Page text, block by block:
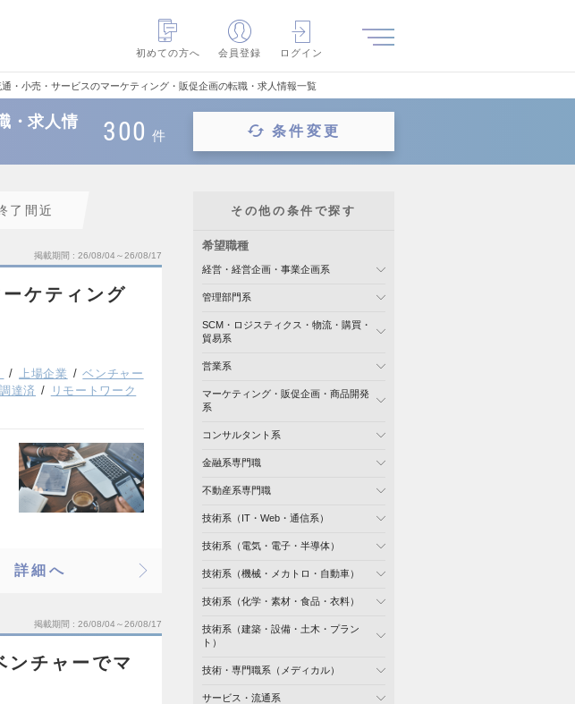
初めての方へ
会員登録 ログイン
通・小売・サービスのマーケティング・販促企画の転職・求人情報一覧
・求人情
300 件 条件変更
了間近
掲載期間 26/08/04～26/08/17
ケティング
上場企業
ベンチャー
達済
リモートワーク
詳細へ
掲載期間 26/08/04～26/08/17
チャーでマ
その他の条件で探す
希望職種
経営・経営企画・事業企画系
管理部門系
SCM・ロジスティクス・物流・購買・
貿易系
営業系
マーケティング・販促企画・商品開発
系
コンサルタント系
金融系専門職
不動産系専門職
技術系（IT・Web・通信系）
技術系（電気・電子・半導体）
技術系（機械・メカトロ・自動車）
技術系（化学・素材・食品・衣料）
技術系（建築・設備・土木・プラン
ト）
技術・専門職系（メディカル）
サービス・流通系